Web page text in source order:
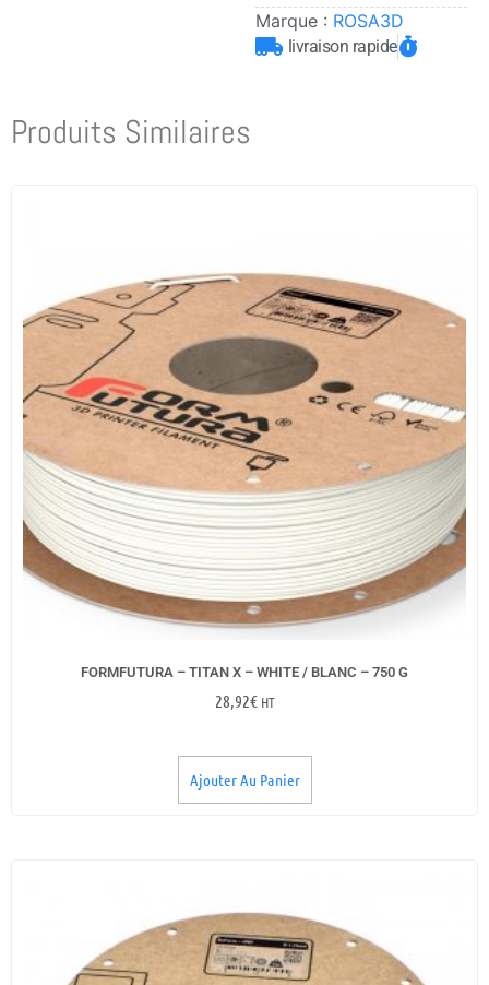
Marque : ROSA3D
livraison rapide
Produits Similaires
FORMFUTURA – TITAN X – WHITE / BLANC – 750 G
28,92€ HT
Ajouter Au Panier